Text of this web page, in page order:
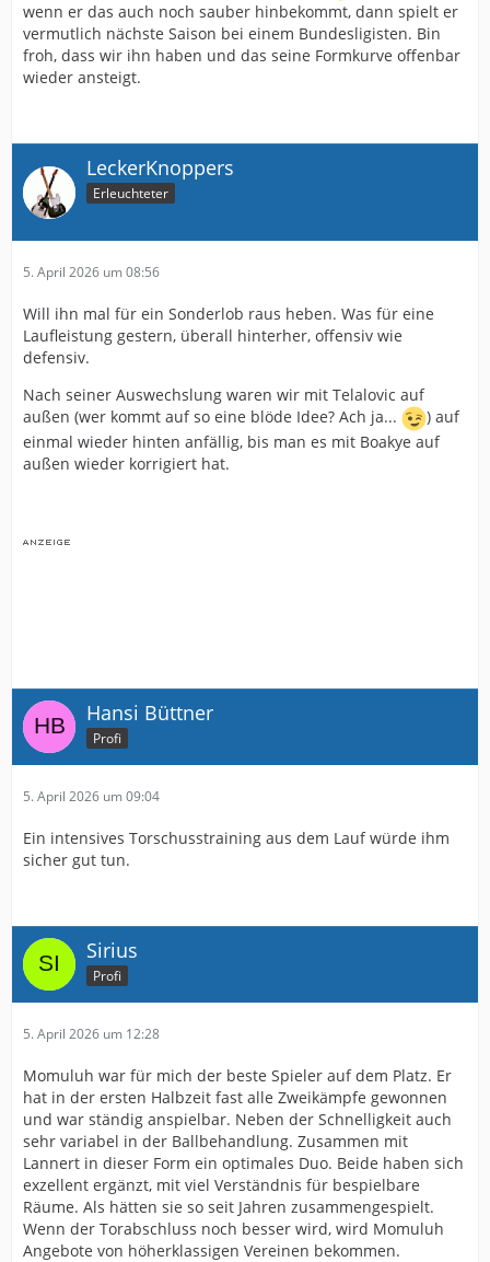
wenn er das auch noch sauber hinbekommt, dann spielt er
vermutlich nächste Saison bei einem Bundesligisten. Bin
froh, dass wir ihn haben und das seine Formkurve offenbar
wieder ansteigt.
LeckerKnoppers
Erleuchteter
5. April 2026 um 08:56
Will ihn mal für ein Sonderlob raus heben. Was für eine
Laufleistung gestern, überall hinterher, offensiv wie
defensiv.
Nach seiner Auswechslung waren wir mit Telalovic auf
außen (wer kommt auf so eine blöde Idee? Ach ja...
) auf
einmal wieder hinten anfällig, bis man es mit Boakye auf
außen wieder korrigiert hat.
Hansi Büttner
Profi
5. April 2026 um 09:04
Ein intensives Torschusstraining aus dem Lauf würde ihm
sicher gut tun.
Sirius
Profi
5. April 2026 um 12:28
Momuluh war für mich der beste Spieler auf dem Platz. Er
hat in der ersten Halbzeit fast alle Zweikämpfe gewonnen
und war ständig anspielbar. Neben der Schnelligkeit auch
sehr variabel in der Ballbehandlung. Zusammen mit
Lannert in dieser Form ein optimales Duo. Beide haben sich
exzellent ergänzt, mit viel Verständnis für bespielbare
Räume. Als hätten sie so seit Jahren zusammengespielt.
Wenn der Torabschluss noch besser wird, wird Momuluh
Angebote von höherklassigen Vereinen bekommen.